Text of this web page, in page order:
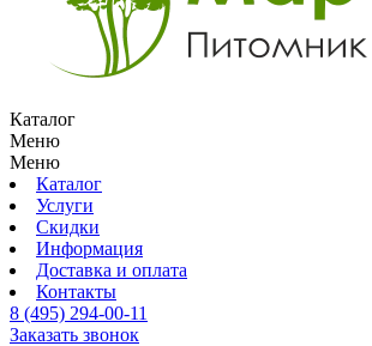
Каталог
Меню
Меню
Каталог
Услуги
Скидки
Информация
Доставка и оплата
Контакты
8 (495) 294-00-11
Заказать звонок